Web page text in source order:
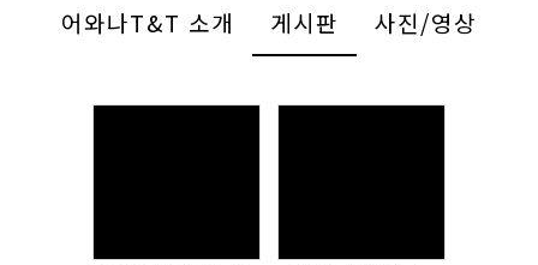
어와나T&T 소개 게시판 사진/영상